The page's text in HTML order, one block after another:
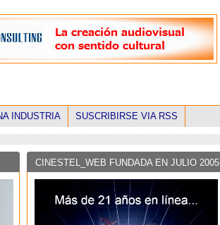
INDUSTRIA SUSCRIBIRSE VIA RSS
CINESTEL_WEB FUNDADA EN JULIO 2005